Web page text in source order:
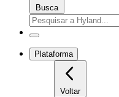
Busca
Plataforma
Voltar